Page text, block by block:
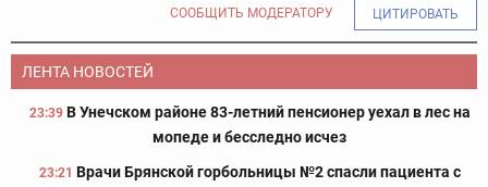
СООБЩИТЬ МОДЕРАТОРУ ЦИТИРОВАТЬ
ЛЕНТА НОВОСТЕЙ
23:39 В Унечском районе 83-летний пенсионер уехал в лес на
мопеде и бесследно исчез
23:21 Врачи Брянской горбольницы №2 спасли пациента с